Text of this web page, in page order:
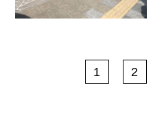
1 2